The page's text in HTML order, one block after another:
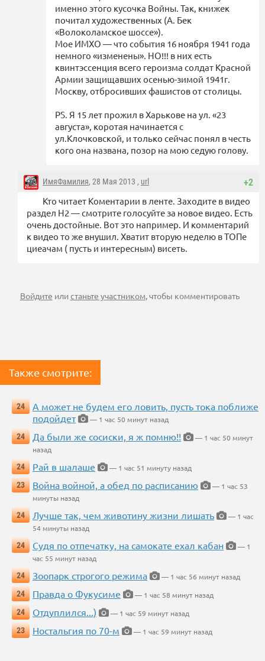
именно этого кусочка Войны. Так, книжек
почитал художественных (А. Бек
«Волоколамское шоссе»).
Мое ИМХО — что события 16 ноября 1941 года
немного «изменены». НО!!! в них есть
квинтэссенция всего героизма солдат Красной
Армии защищавших осенью-зимой 1941г.
Москву, отбросивших фашистов от столицы.
PS. Я 15 лет прожил в Харькове на ул. «23
августа», коротая начинается с
ул.Клочковской, и только сейчас понял в честь
кого она названа, позор на мою седую голову.
+2
ИмяФамилия, 28 Мая 2013 , url
Кто читает Коментарии в ленте. Заходите в видео
раздел Н2 — смотрите голосуйте за новое видео. Есть
очень достойные. Вот это например. И комментарий
к видео то же внушил. Хватит вторую неделю в ТОПе
циеачам ( пусть и интересным) висеть.
Войдите илистаньте участником, чтобы комментировать
Также смотрите:
24
А может не будем его ловить, пусть тока поближе
подойдет
— 1 час 50 минут назад
24
Да были же сосиски, я ж помню!!
— 1 час 50 минут
назад
24
Рай в шалаше
— 1 час 51 минуту назад
23
Война войной, а обед по расписанию
— 1 час 53
минуты назад
24
Лучше так, чем животину жизни лишать
— 1 час
54 минуты назад
24
Судя по отпечатку, на самокате ехал кабан
— 1
час 55 минут назад
24
Зоопарк строгого режима
— 1 час 56 минут назад
24
Правда о Фукусиме
— 1 час 58 минут назад
24
Отдуплился...)
— 1 час 59 минут назад
23
Ностальгия по 70-м — 1 час 59 минут назад